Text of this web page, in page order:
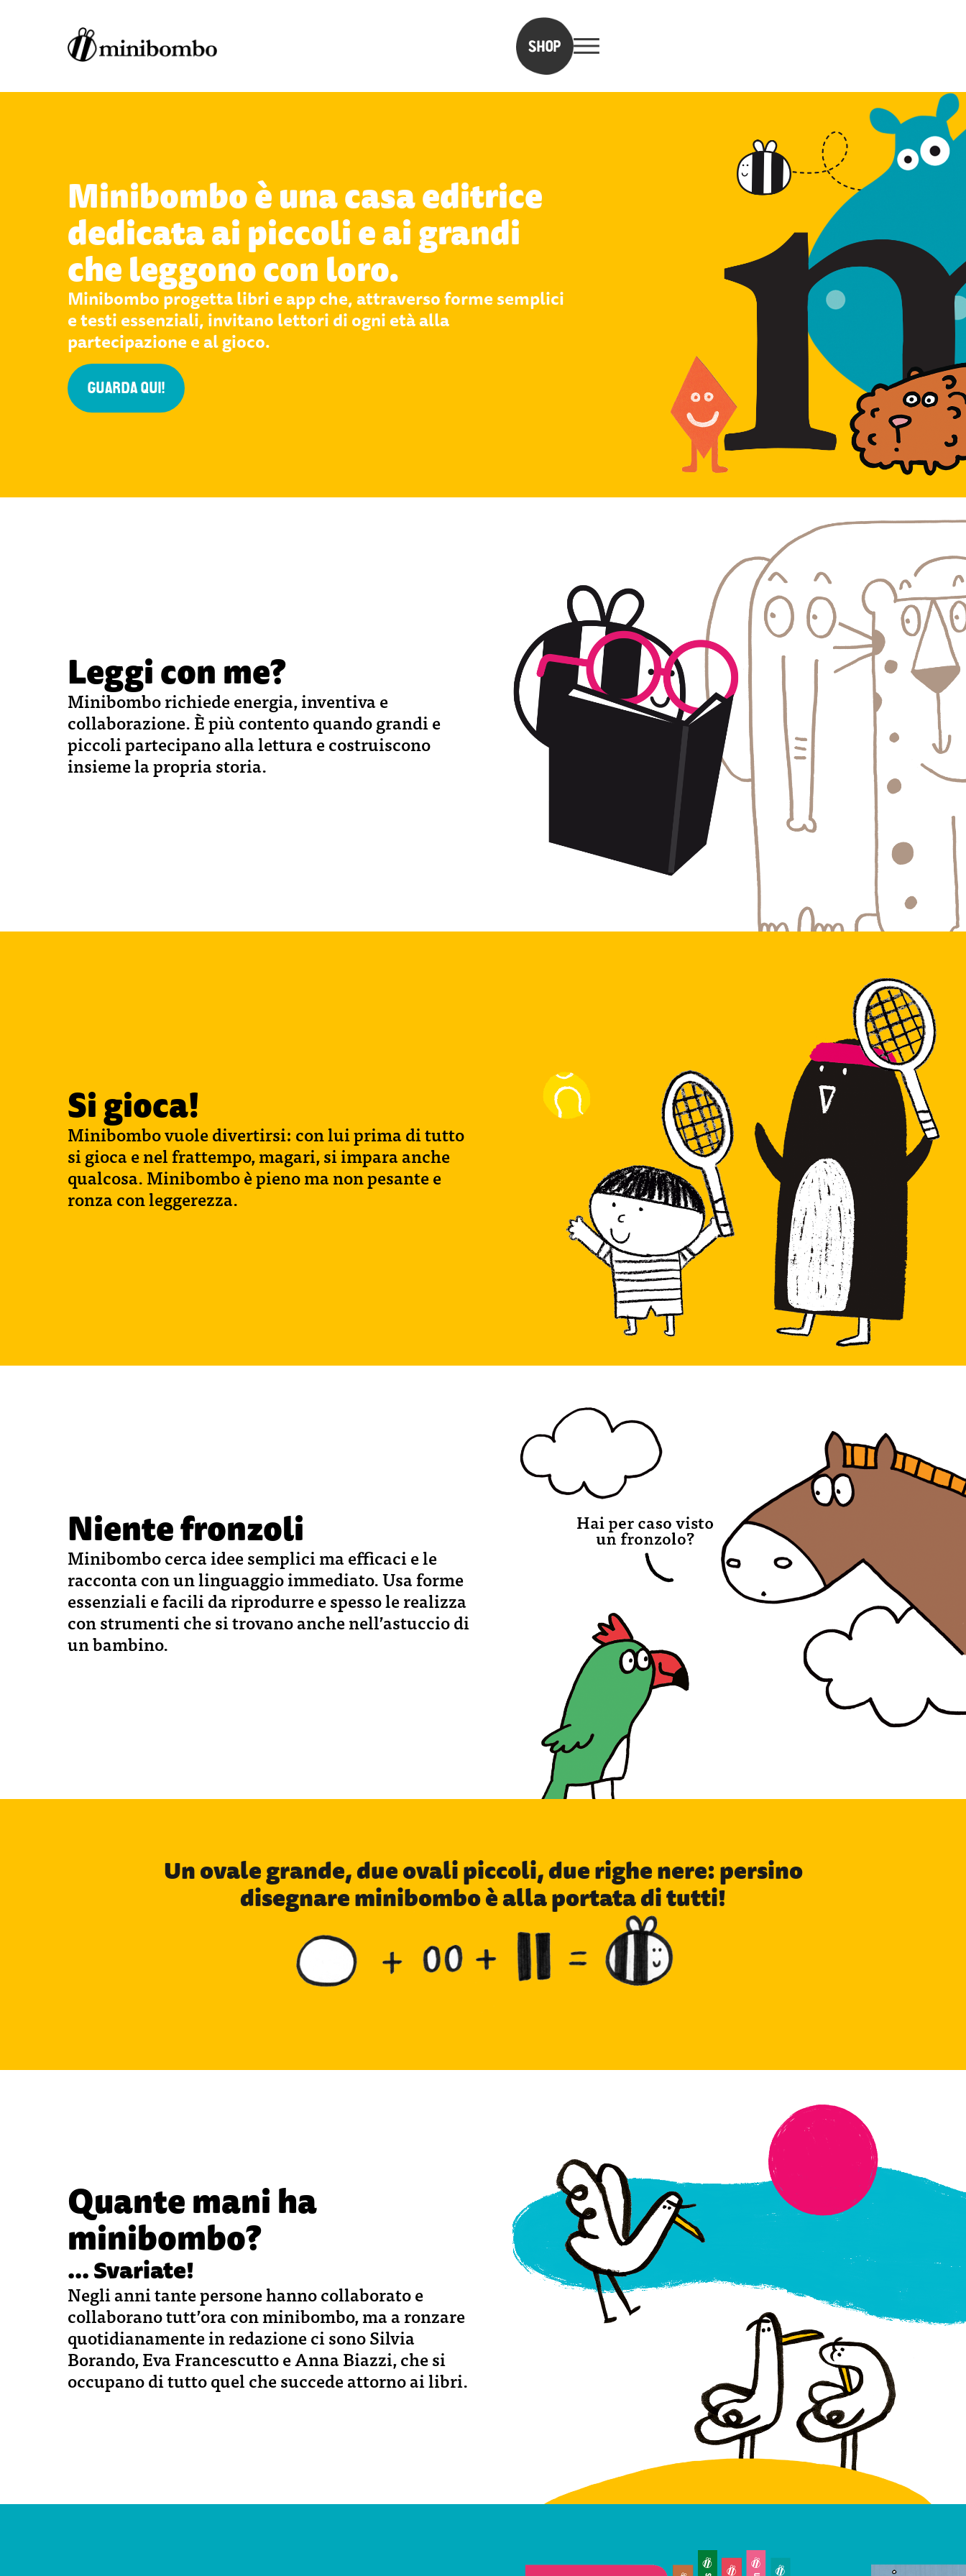
SHOP
Minibombo è una casa editrice
dedicata ai piccoli e ai grandi
che leggono con loro.
Minibombo progetta libri e app che, attraverso forme semplici
e testi essenziali, invitano lettori di ogni età alla
partecipazione e al gioco.
GUARDA QUI!
Leggi con me?
Minibombo richiede energia, inventiva e
collaborazione. È più contento quando grandi e
piccoli partecipano alla lettura e costruiscono
insieme la propria storia.
Si gioca!
Minibombo vuole divertirsi: con lui prima di tutto
si gioca e nel frattempo, magari, si impara anche
qualcosa. Minibombo è pieno ma non pesante e
ronza con leggerezza.
Niente fronzoli
Minibombo cerca idee semplici ma efficaci e le
racconta con un linguaggio immediato. Usa forme
essenziali e facili da riprodurre e spesso le realizza
con strumenti che si trovano anche nell’astuccio di
un bambino.
Un ovale grande, due ovali piccoli, due righe nere: persino
disegnare minibombo è alla portata di tutti!
Quante mani ha
minibombo?
... Svariate!
Negli anni tante persone hanno collaborato e
collaborano tutt’ora con minibombo, ma a ronzare
quotidianamente in redazione ci sono Silvia
Borando, Eva Francescutto e Anna Biazzi, che si
occupano di tutto quel che succede attorno ai libri.